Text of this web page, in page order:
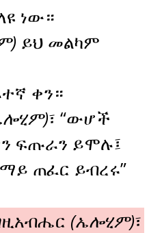
ነው።
ይህ መልካም
ቀን።
፣ “ውሆች
ፍጡራን ይሞሉ፤
ጠፈር ይብረሩ”
(ኤሎሂም)፣